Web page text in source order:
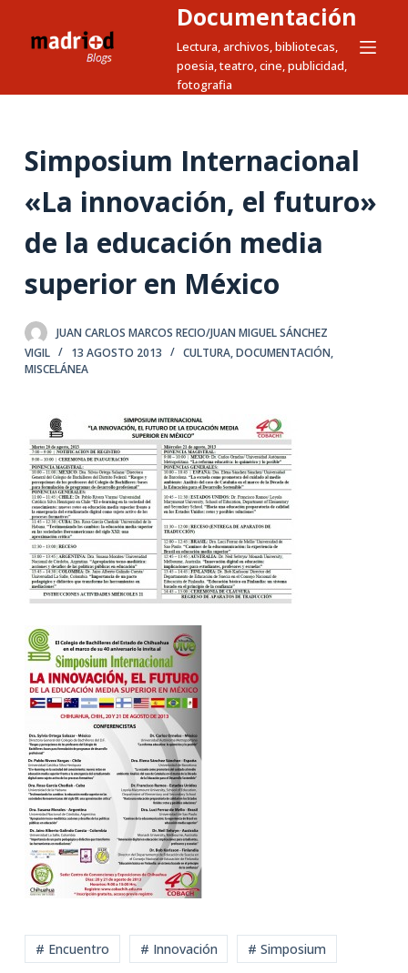
t
a
n
n
d
Documentación
Lectura, archivos, bibliotecas,
poesia, teatro, cine, publicidad,
fotografia
Simposium Internacional
«La innovación, el futuro»
de la educación media
superior en México
JUAN CARLOS MARCOS RECIO/JUAN MIGUEL SÁNCHEZ
VIGIL
13 AGOSTO 2013 CULTURA,DOCUMENTACIÓN,
MISCELÁNEA
# Encuentro # Innovación # Simposium